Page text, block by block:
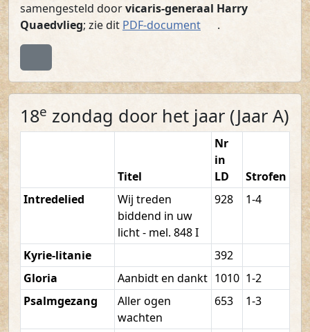
samengesteld doorvicaris-generaal Harry
Quaedvlieg; zie dit PDF-document(PDF).
18e zondag door het jaar (Jaar A)
Titel
Nr
in
LD
Strofen
Intredelied
Wij treden
biddend in uw
licht - mel. 848 I
928 1-4
Kyrie-litanie
392
Gloria
Aanbidt en dankt 1010 1-2
Psalmgezang
Aller ogen
wachten
653 1-3